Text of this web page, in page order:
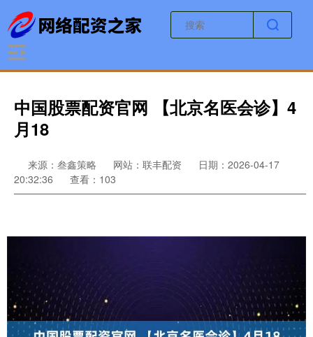
中国股票配资官网 【北京名医会诊】4
月18
来源：叁鑫策略 网站：联丰配资
日期：2026-04-17
20:32:36
查看：103